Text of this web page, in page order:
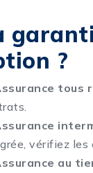
?
tous
vérifiez les
au